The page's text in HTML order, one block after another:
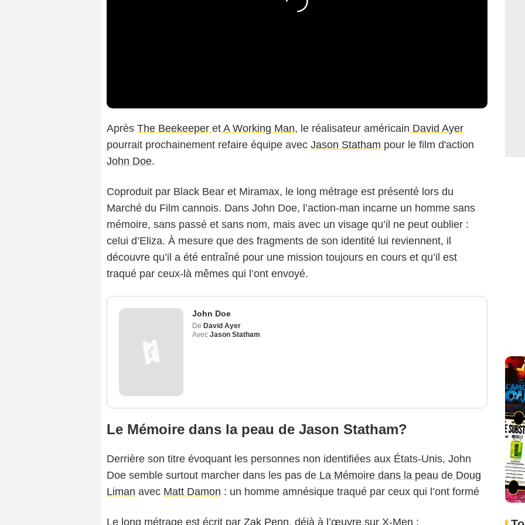
Après The Beekeeper et A Working Man, le réalisateur américain David Ayer
pourrait prochainement refaire équipe avec Jason Statham pour le film d'action
John Doe.
Coproduit par Black Bear et Miramax, le long métrage est présenté lors du
Marché du Film cannois. Dans John Doe, l’action-man incarne un homme sans
mémoire, sans passé et sans nom, mais avec un visage qu’il ne peut oublier :
celui d’Eliza. À mesure que des fragments de son identité lui reviennent, il
découvre qu’il a été entraîné pour une mission toujours en cours et qu’il est
traqué par ceux-là mêmes qui l’ont envoyé.
John Doe
De David Ayer
Avec Jason Statham
Le Mémoire dans la peau de Jason Statham?
Derrière son titre évoquant les personnes non identifiées aux États-Unis, John
Doe semble surtout marcher dans les pas de La Mémoire dans la peau de Doug
Liman avec Matt Damon : un homme amnésique traqué par ceux qui l’ont formé
Le long métrage est écrit par Zak Penn, déjà à l’œuvre sur X-Men :
Leonine